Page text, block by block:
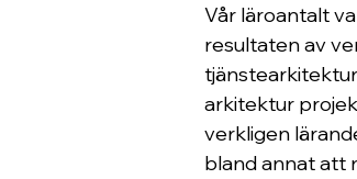
Vår läroantalt
resultaten av
arkitektur
verkligen
bland annat att